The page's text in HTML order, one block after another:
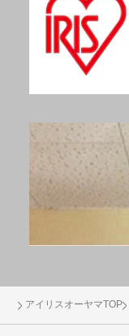
アイリスオーヤマTOP